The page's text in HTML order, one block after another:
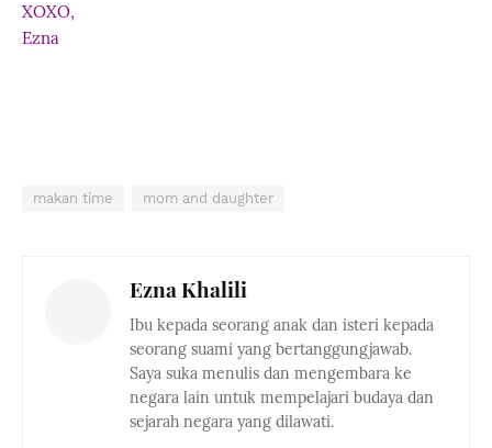
XOXO,
Ezna
makan time mom and daughter
Ezna Khalili
Ibu kepada seorang anak dan isteri kepada
seorang suami yang bertanggungjawab.
Saya suka menulis dan mengembara ke
negara lain untuk mempelajari budaya dan
sejarah negara yang dilawati.